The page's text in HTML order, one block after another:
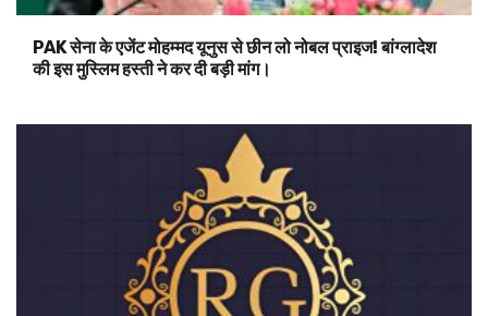
PAK सेना के एजेंट मोहम्मद यूनुस से छीन लो नोबल प्राइज! बांग्लादेश
की इस मुस्लिम हस्ती ने कर दी बड़ी मांग।